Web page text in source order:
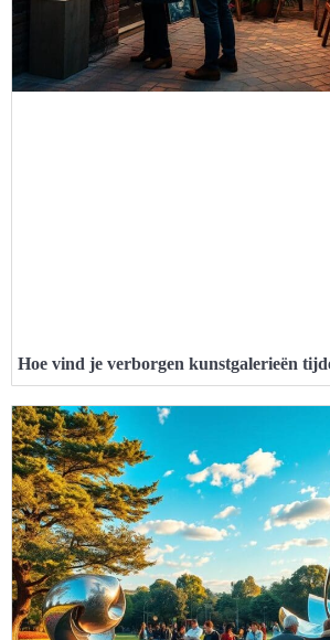
Hoe vind je verborgen kunstgalerieën